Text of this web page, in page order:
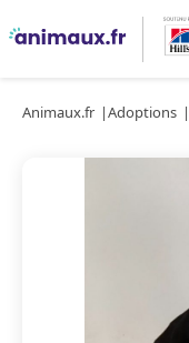
Animaux.fr Adoptions